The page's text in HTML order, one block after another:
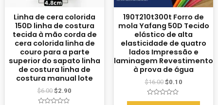
Linha de cera colorida
150D linha de costura
tecida à mão corda de
cera colorida linha de
couro para a parte
superior do sapato linha
de costura linha de
costura manual lote
$6.00 $2.90
190T210t300t Forro de
mola Yafang 50D Tecido
elástico de alta
elasticidade de quatro
lados Impressão e
laminagem Revestimento
à prova de água
$16.00 $0.10
Avaliação